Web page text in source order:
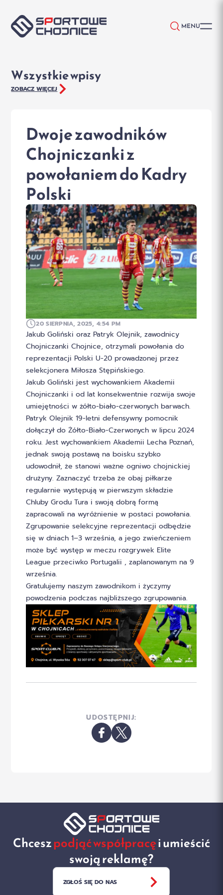
MENU
Wszystkie wpisy
ZOBACZ WIĘCEJ
Dwoje zawodników
Chojniczanki z
powołaniem do Kadry
Polski
20 SIERPNIA, 2025, 4:54 PM
Jakub Goliński oraz Patryk Olejnik, zawodnicy
Chojniczanki Chojnice, otrzymali powołania do
reprezentacji Polski U-20 prowadzonej przez
selekcjonera Miłosza Stępińskiego.
Jakub Goliński jest wychowankiem Akademii
Chojniczanki i od lat konsekwentnie rozwija swoje
umiejętności w żółto-biało-czerwonych barwach.
Patryk Olejnik 19-letni defensywny pomocnik
dołączył do Żółto-Biało-Czerwonych w lipcu 2024
roku. Jest wychowankiem Akademii Lecha Poznań,
jednak swoją postawą na boisku szybko
udowodnił, że stanowi ważne ogniwo chojnickiej
drużyny. Zaznaczyć trzeba że obaj piłkarze
regularnie występują w pierwszym składzie
Chluby Grodu Tura i swoją dobrą formą
zapracowali na wyróżnienie w postaci powołania.
Zgrupowanie selekcyjne reprezentacji odbędzie
się w dniach 1–3 września, a jego zwieńczeniem
może być występ w meczu rozgrywek Elite
League przeciwko Portugalii , zaplanowanym na 9
września.
Gratulujemy naszym zawodnikom i życzymy
powodzenia podczas najbliższego zgrupowania.
UDOSTĘPNIJ:
Chceszpodjąć współpracęi umieścić
swoją reklamę?
ZGŁOŚ SIĘ DO NAS